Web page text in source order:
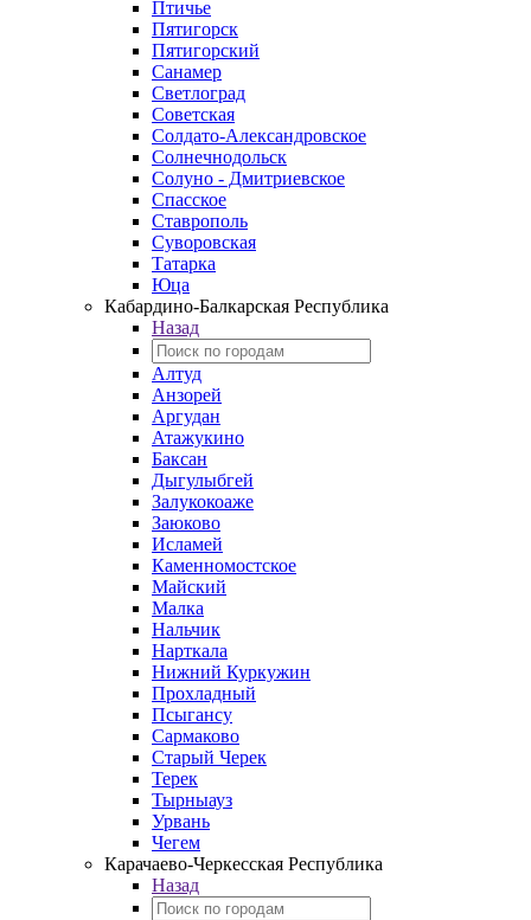
Птичье
Пятигорск
Пятигорский
Санамер
Светлоград
Советская
Солдато-Александровское
Солнечнодольск
Солуно - Дмитриевское
Спасское
Ставрополь
Суворовская
Татарка
Юца
Кабардино‑Балкарская Республика
Назад
Алтуд
Анзорей
Аргудан
Атажукино
Баксан
Дыгулыбгей
Залукокоаже
Заюково
Исламей
Каменномостское
Майский
Малка
Нальчик
Нарткала
Нижний Куркужин
Прохладный
Псыгансу
Сармаково
Старый Черек
Терек
Тырныауз
Урвань
Чегем
Карачаево-Черкесская Республика
Назад